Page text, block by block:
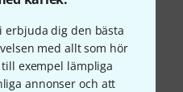
erbjuda dig den bästa
med allt som hör
exempel lämpliga
annonser och att